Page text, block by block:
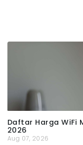
Daftar Harga WiFi
2026
Aug 07, 2026